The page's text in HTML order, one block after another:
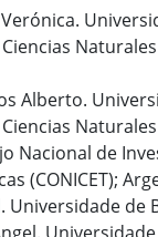
Alberto.
Nacional de
(CONICET);
Universidade de